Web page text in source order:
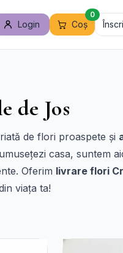
Login Coș
0
de Jos
de flori proaspete și
casa, suntem
Oferim livrare flori
viața ta!